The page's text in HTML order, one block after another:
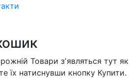
Товари зʼявляться тут
їх натиснувши кнопку Купити.